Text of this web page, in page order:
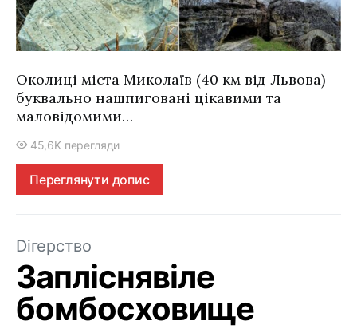
Околиці міста Миколаїв (40 км від Львова)
буквально нашпиговані цікавими та
маловідомими…
45,6K перегляди
Переглянути допис
Dігерство
Запліснявіле
бомбосховище